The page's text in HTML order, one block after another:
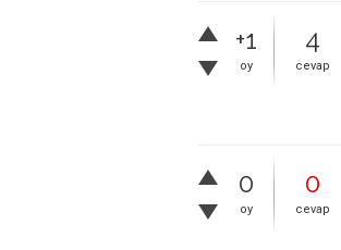
+1
oy
4
cevap
0
oy
0
cevap